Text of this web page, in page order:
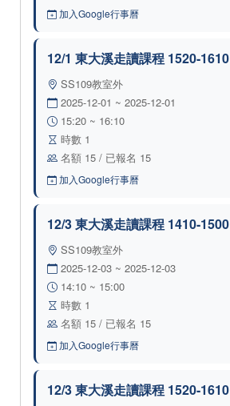
加入Google行事曆
12/1 東大溪走讀課程 1520-1610
SS109教室外
2025-12-01 ~ 2025-12-01
15:20 ~ 16:10
時數 1
名額 15 / 已報名 15
加入Google行事曆
12/3 東大溪走讀課程 1410-1500
SS109教室外
2025-12-03 ~ 2025-12-03
14:10 ~ 15:00
時數 1
名額 15 / 已報名 15
加入Google行事曆
12/3 東大溪走讀課程 1520-1610